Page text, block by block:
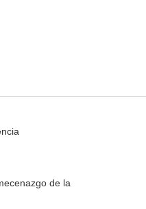
de la